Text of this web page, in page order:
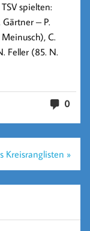
spielten:
Gärtner – P.
C.
Feller (85. N.
0
Kreisranglisten »